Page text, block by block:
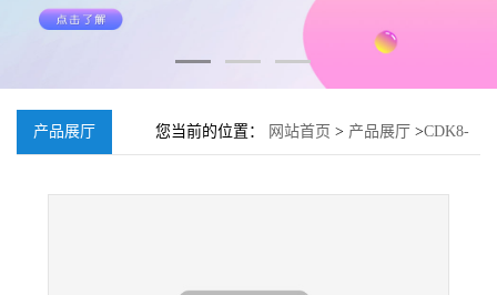
产品展厅 您当前的位置： 网站首页 > 产品展厅 >CDK8-